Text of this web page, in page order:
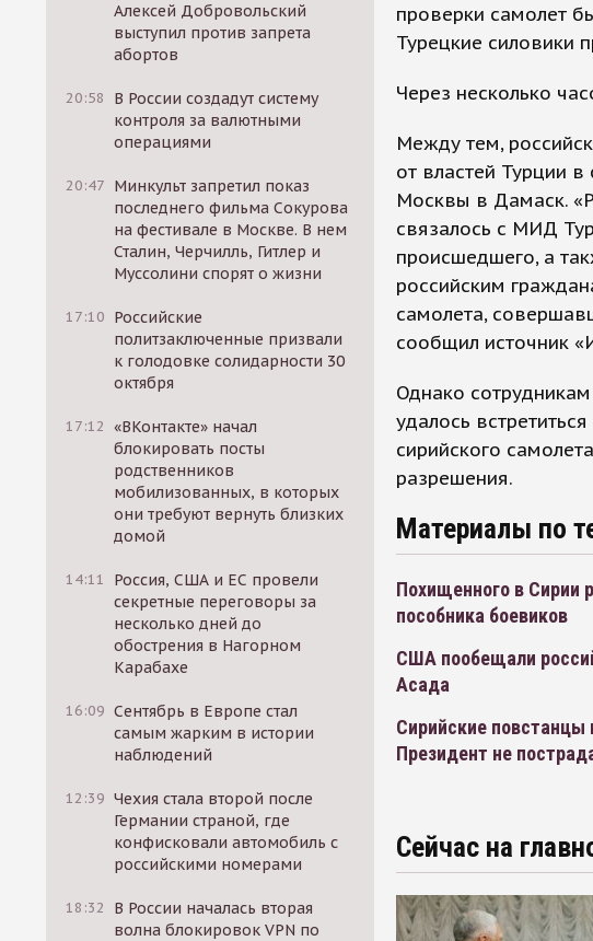
Алексей Добровольский
выступил против запрета
абортов
20:58
В России создадут систему
контроля за валютными
операциями
20:47 Минкульт запретил показ
последнего фильма Сокурова
на фестивале в Москве. В нем
Сталин, Черчилль, Гитлер и
Муссолини спорят о жизни
17:10 Российские
политзаключенные призвали
к голодовке солидарности 30
октября
17:12 «ВКонтакте» начал
блокировать посты
родственников
мобилизованных, в которых
они требуют вернуть близких
домой
14:11
Россия, США и ЕС провели
секретные переговоры за
несколько дней до
обострения в Нагорном
Карабахе
16:09 Сентябрь в Европе стал
самым жарким в истории
наблюдений
12:39 Чехия стала второй после
Германии страной, где
конфисковали автомобиль с
российскими номерами
18:32
В России началась вторая
волна блокировок VPN по
проверки самолет
Турецкие силовики
Через несколько
Между тем,
от властей Турции
Москвы в Дамаск.
связалось с МИД
происшедшего, а
российским
самолета,
сообщил источник
Однако
удалось
сирийского
разрешения.
Материалы по
Похищенного в Сирии
пособника боевиков
США пообещали
Асада
Сирийские
Президент не
Сейчас на